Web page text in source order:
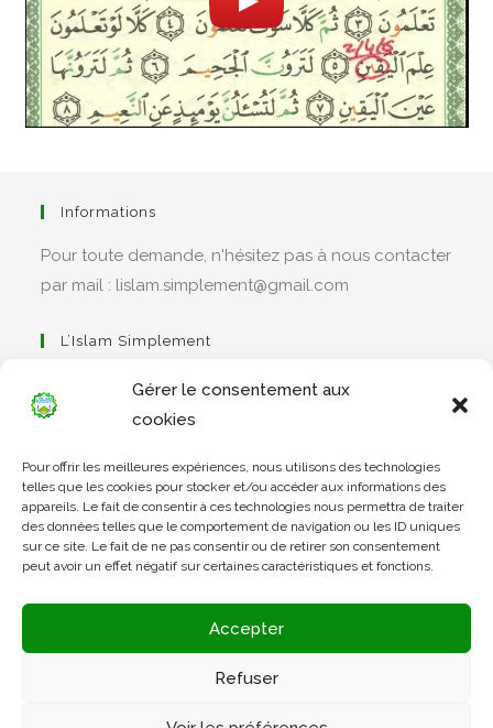
Gérer le consentement aux
cookies
Pour offrir les meilleures expériences, nous utilisons des technologies
telles que les cookies pour stocker et/ou accéder aux informations des
appareils. Le fait de consentir à ces technologies nous permettra de traiter
des données telles que le comportement de navigation ou les ID uniques
sur ce site. Le fait de ne pas consentir ou de retirer son consentement
peut avoir un effet négatif sur certaines caractéristiques et fonctions.
Accepter
Refuser
Informations
Pour toute demande, n'hésitez pas à nous contacter
par mail : lislam.simplement@gmail.com
L’Islam Simplement
dans
un
nouvel
onglet
Apprendre Le Coran Simplement